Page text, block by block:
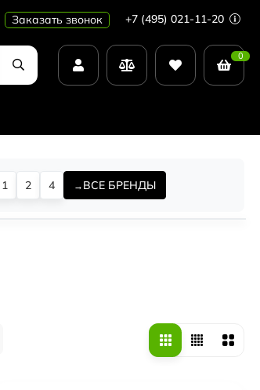
Заказать звонок +7 (495) 021-11-20
0
1 2 4 ВСЕ БРЕНДЫ